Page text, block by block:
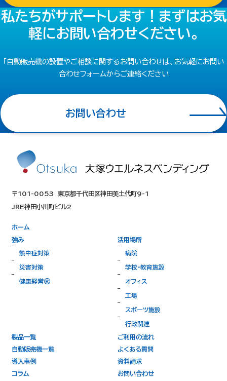
私たちがサポートします！ まずはお気
軽にお問い合わせください。
「自動販売機の設置やご相談に関するお問い合わせは、お気軽にお問い
合わせフォームからご連絡ください
お問い合わせ
〒101-0053 東京都千代田区神田美土代町9-1
JRE神田小川町ビル2
ホーム
強み
熱中症対策
災害対策
健康経営®
活用場所
病院
学校・教育施設
オフィス
工場
スポーツ施設
行政関連
製品一覧
自動販売機一覧
導入事例
コラム
ご利用の流れ
よくある質問
資料請求
お問い合わせ